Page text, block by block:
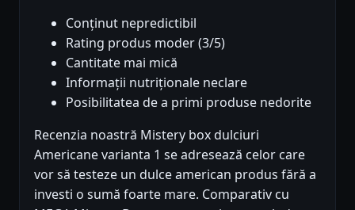
Conținut nepredictibil
Rating produs moder (3/5)
Cantitate mai mică
Informații nutriționale neclare
Posibilitatea de a primi produse nedorite
Recenzia noastră Mistery box dulciuri
Americane varianta 1 se adresează celor care
vor să testeze un dulce american produs fără a
investi o sumă foarte mare. Comparativ cu